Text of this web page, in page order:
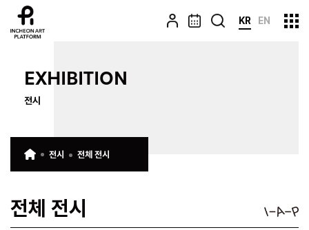
KR EN
EXHIBITION
전시
전시 전체 전시
전체 전시